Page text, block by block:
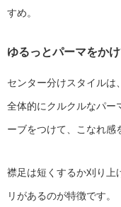
すめ。
ゆるっとパーマをか
センター分けスタイルは
全体的にクルクルなパー
ーブをつけて、こなれ感
襟足は短くするか刈り上
リがあるのが特徴です。